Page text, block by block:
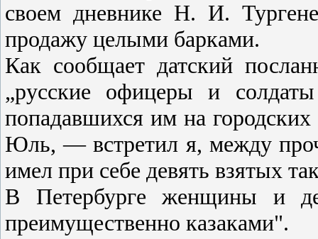
своем дневнике Н. И.
продажу целыми барками.
Как сообщает датский
„русские офицеры и
попадавшихся им на
Юль, — встретил я, между
имел при себе девять взятых
В Петербурге женщины и
преимущественно казаками".